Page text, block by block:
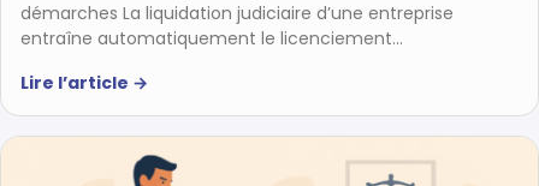
démarches La liquidation judiciaire d’une entreprise
entraîne automatiquement le licenciement…
Lire l’article →